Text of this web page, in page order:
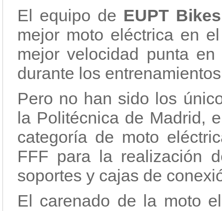
El equipo de EUPT Bikes
mejor moto eléctrica en
mejor velocidad punta
durante los
Pero no han sido los
la Politécnica de Madrid,
categoría de moto
FFF para la realización
soportes y cajas de
El carenado de la moto